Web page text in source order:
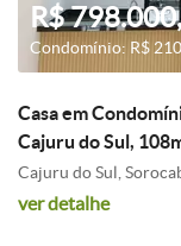
R$
Condomínio: R$
Casa em
Cajuru do Sul,
Cajuru do Sul,
ver detalhe